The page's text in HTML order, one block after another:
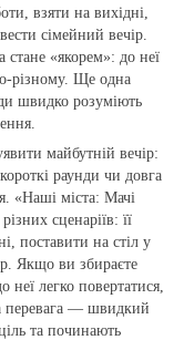
взяти на вихідні,
сімейний вечір.
«якорем»: до неї
Ще одна
швидко розуміють
майбутній вечір:
раунди чи довга
«Наші міста: Мачі
сценаріїв: її
поставити на стіл у
Якщо ви збираєте
неї легко повертатися,
перевага — швидкий
та починають